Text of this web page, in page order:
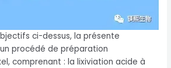
ci-dessus, la présente
procédé de préparation
comprenant : la lixiviation acide à